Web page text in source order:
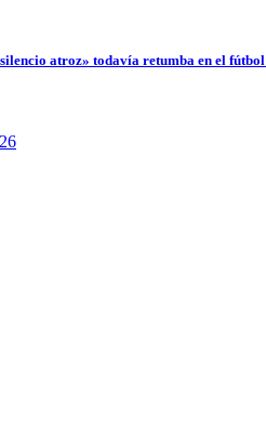
atroz» todavía retumba en el